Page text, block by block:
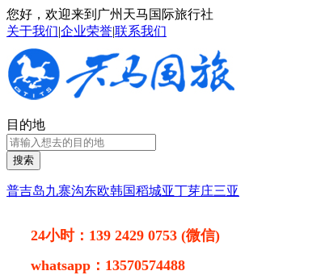
您好，欢迎来到广州天马国际旅行社
关于我们|企业荣誉|联系我们
目的地
搜索
普吉岛九寨沟东欧韩国稻城亚丁芽庄三亚
24小时： 139 2429 0753 (微信)
whatsapp： 13570574488